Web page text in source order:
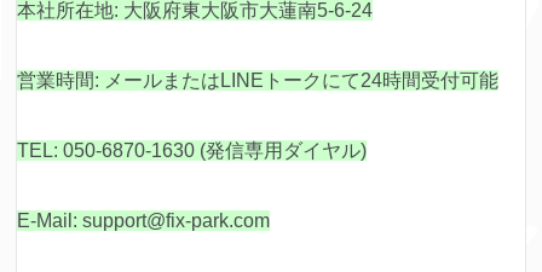
本社所在地: 大阪府東大阪市大蓮南5-6-24
営業時間: メールまたはLINEトークにて24時間受付可能
TEL: 050-6870-1630 (発信専用ダイヤル)
E-Mail: support@fix-park.com